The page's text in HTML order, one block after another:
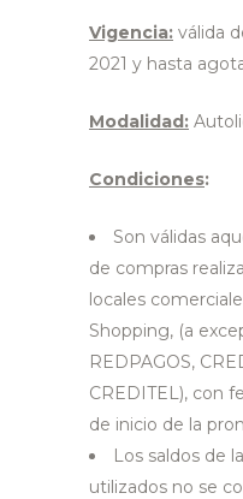
Vigencia: válida
2021 y hasta
Modalidad:
Condiciones:
Son válidas
de compras
locales
Shopping, (a
REDPAGOS,
CREDITEL), con
de inicio de la
Los saldos de
utilizados no se